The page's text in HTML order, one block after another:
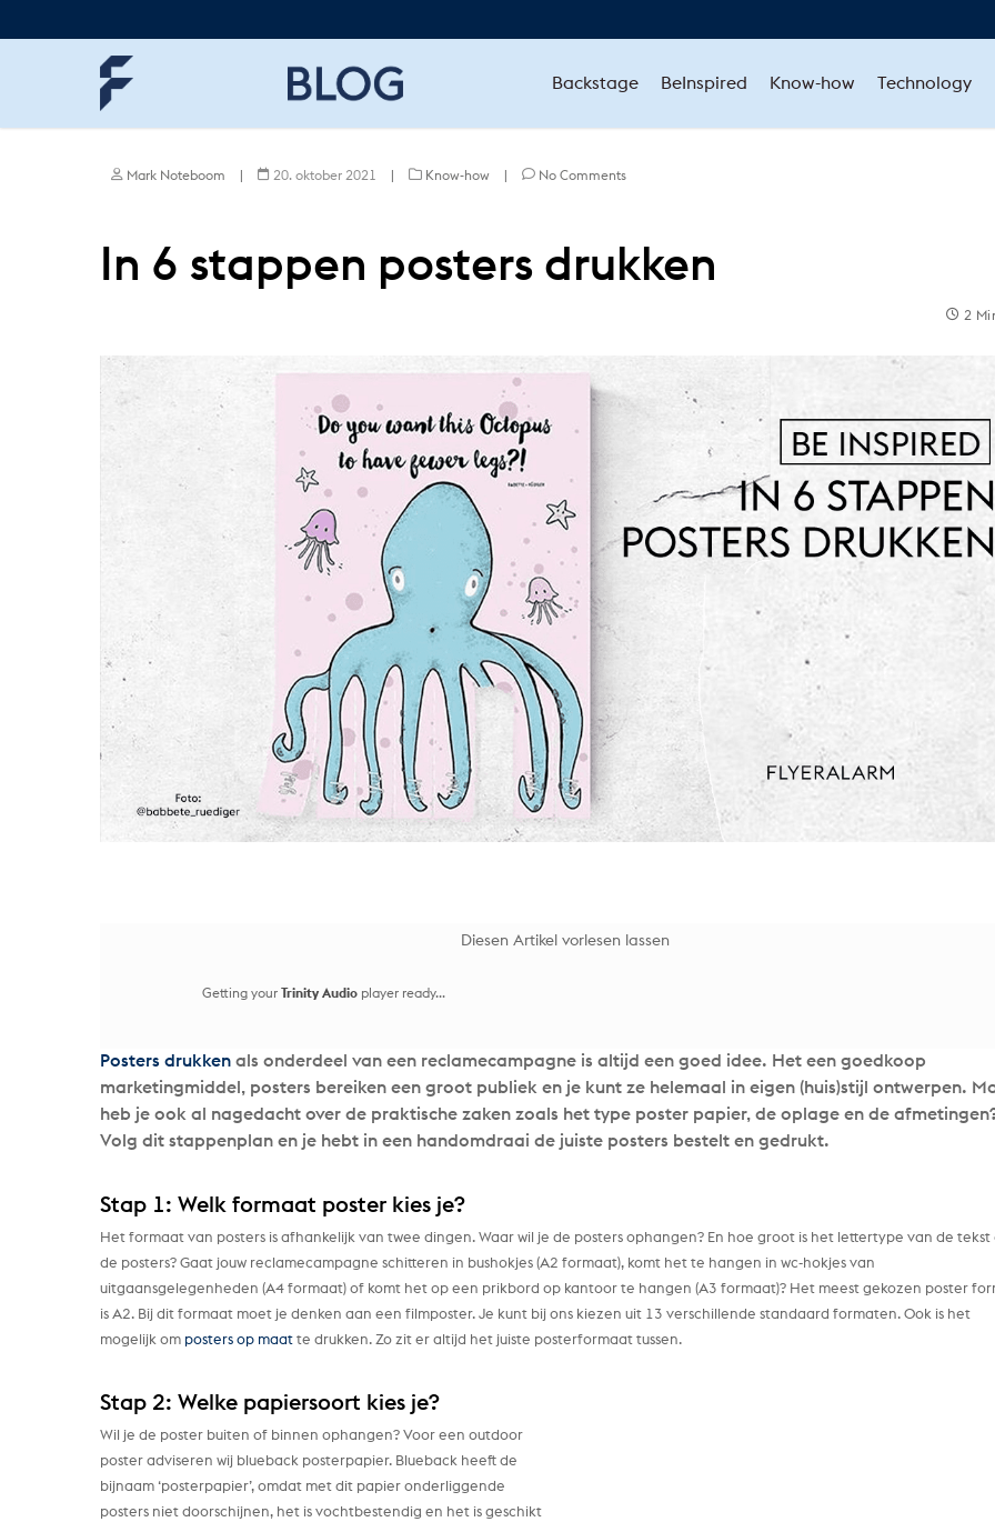
Backstage BeInspired Know-how Technology
Mark Noteboom 20. oktober 2021 Know-how No Comments
In 6 stappen posters drukken
2
Diesen Artikel vorlesen lassen
Getting your Trinity Audio player ready...
Posters drukken als onderdeel van een reclamecampagne is altijd een goed idee. Het een goedkoop
marketingmiddel, posters bereiken een groot publiek en je kunt ze helemaal in eigen (huis)stijl ontwerpen.
heb je ook al nagedacht over de praktische zaken zoals het type poster papier, de oplage en de
Volg dit stappenplan en je hebt in een handomdraai de juiste posters bestelt en gedrukt.
Stap 1: Welk formaat poster kies je?
Het formaat van posters is afhankelijk van twee dingen. Waar wil je de posters ophangen? En hoe groot is het lettertype van de tekst
de posters? Gaat jouw reclamecampagne schitteren in bushokjes (A2 formaat), komt het te hangen in wc-hokjes van
uitgaansgelegenheden (A4 formaat) of komt het op een prikbord op kantoor te hangen (A3 formaat)? Het meest gekozen poster
is A2. Bij dit formaat moet je denken aan een filmposter. Je kunt bij ons kiezen uit 13 verschillende standaard formaten. Ook is het
mogelijk om posters op maat te drukken. Zo zit er altijd het juiste posterformaat tussen.
Stap 2: Welke papiersoort kies je?
Wil je de poster buiten of binnen ophangen? Voor een outdoor
poster adviseren wij blueback posterpapier. Blueback heeft de
bijnaam ‘posterpapier’, omdat met dit papier onderliggende
posters niet doorschijnen, het is vochtbestendig en het is geschikt